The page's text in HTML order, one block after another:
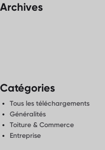
Archives
Catégories
Tous les téléchargements
Généralités
Toiture & Commerce
Entreprise